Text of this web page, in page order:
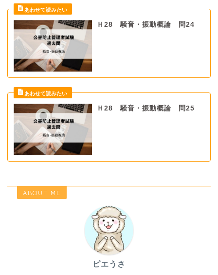
Ｈ28 騒音・振動概論 問24
Ｈ28 騒音・振動概論 問25
ABOUT ME
ピエうさ